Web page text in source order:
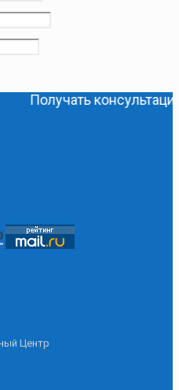
Получать консультации
Центр